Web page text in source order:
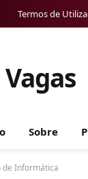
Termos de
Sobre
de Informática